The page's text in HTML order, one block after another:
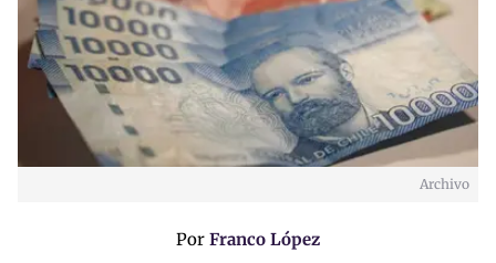
Archivo
Por Franco López